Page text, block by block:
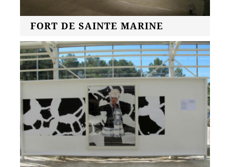
FORT DE SAINTE MARINE